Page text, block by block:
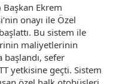
Ekrem
onayı ile Özel
Bu sistem ile
maliyetlerinin
başlandı, sefer
yetkisine geçti. Sistem